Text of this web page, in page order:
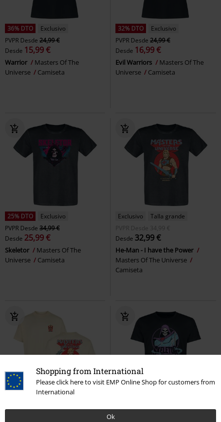
Shopping from International
Please click here to visit EMP Online Shop for customers from
International
Ok
36% DTO
Exclusivo
PVPR Desde 24,99 €
Desde 15,99 €
Warrior
Masters Of The
Universe
Camiseta
32% DTO
Exclusivo
PVPR Desde 24,99 €
Desde 16,99 €
Evil Warriors
Masters Of The
Universe
Camiseta
25% DTO
Exclusivo
PVPR Desde 34,99 €
Desde 25,99 €
Skeletor
Masters Of The
Universe
Camiseta
Exclusivo
Talla grande
PVPR
Desde 34,99 €
Desde 32,99 €
He-Man - I have the Power
Masters Of The Universe
Camiseta